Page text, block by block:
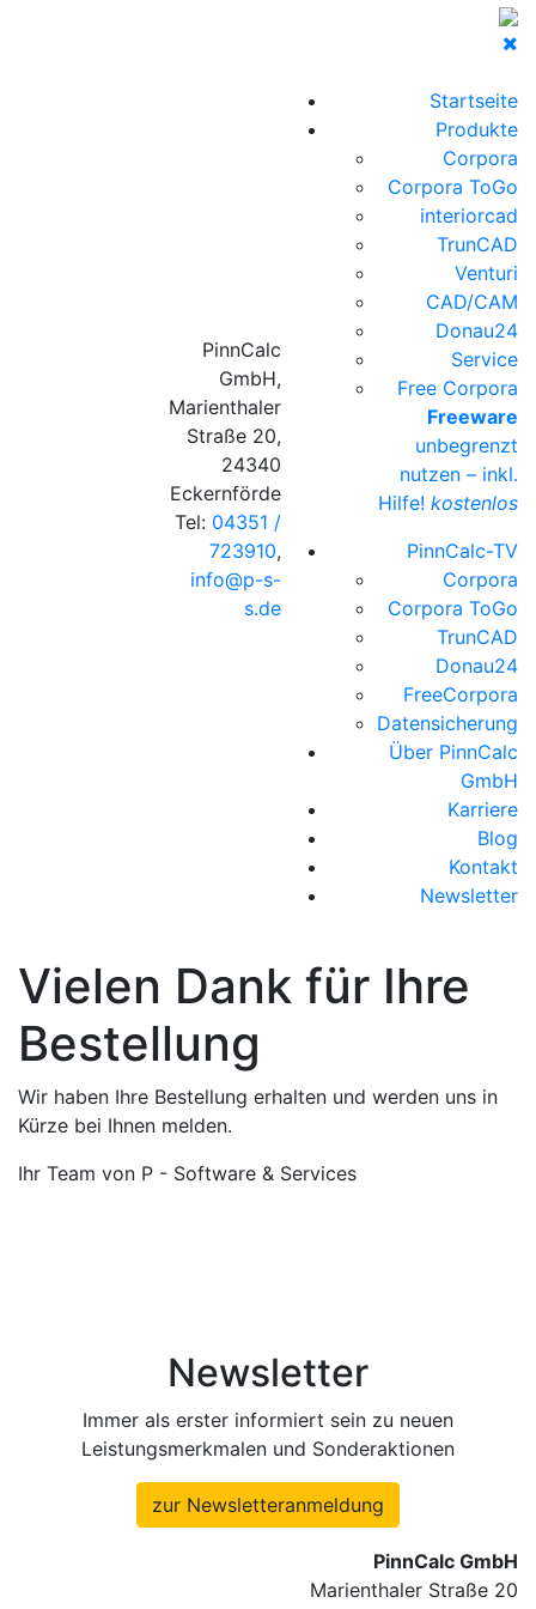
PinnCalc
GmbH,
Marienthaler
Straße 20,
24340
Eckernförde
Tel: 04351 /
723910,
info@p-s-
s.de
Startseite
Produkte
Corpora
Corpora ToGo
interiorcad
TrunCAD
Venturi
CAD/CAM
Donau24
Service
Free Corpora
Freeware
unbegrenzt
nutzen – inkl.
Hilfe! kostenlos
PinnCalc-TV
Corpora
Corpora ToGo
TrunCAD
Donau24
FreeCorpora
Datensicherung
Über PinnCalc
GmbH
Karriere
Blog
Kontakt
Newsletter
Vielen Dank für Ihre
Bestellung
Wir haben Ihre Bestellung erhalten und werden uns in
Kürze bei Ihnen melden.
Ihr Team von P - Software & Services
Newsletter
Immer als erster informiert sein zu neuen
Leistungsmerkmalen und Sonderaktionen
zur Newsletteranmeldung
PinnCalc GmbH
Marienthaler Straße 20